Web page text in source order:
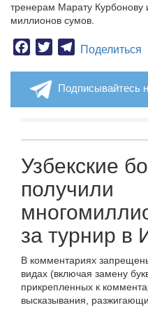
тренерам Марату Курбонову
миллионов сумов.
Facebook
TwitterTelegram
Поделиться
Подписывайтесь
Узбекские
получили
за турнир в
В комментариях
видах (включая замену
прикрепленных к
высказывания,